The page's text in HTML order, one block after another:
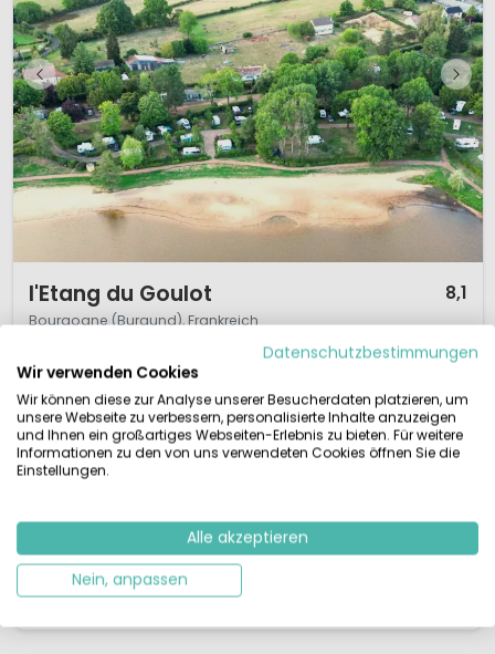
l'Etang du Goulot 8,1
Bourgogne (Burgund), Frankreich
Am Wasser
Im Herzen von Burgund finden Sie den attraktiven Drei-Sterne-
Campingplatz l'Etang du Goulot. Dieser charmante Campingplatz in der
Nähe der Stadt Lormes liegt wunderschön am See l'Etang du Goulot mitten
im Nationalpark Morvan. Dieser gemütliche Familiencampingplatz mit
Details ansehen
Datenschutzbestimmungen
Wir verwenden Cookies
Wir können diese zur Analyse unserer Besucherdaten platzieren, um
unsere Webseite zu verbessern, personalisierte Inhalte anzuzeigen
und Ihnen ein großartiges Webseiten-Erlebnis zu bieten. Für weitere
Informationen zu den von uns verwendeten Cookies öffnen Sie die
Einstellungen.
Alle akzeptieren
Nein, anpassen